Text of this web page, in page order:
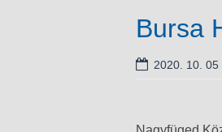
Bursa
2020. 10. 05